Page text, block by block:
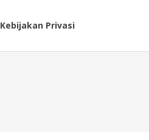
Kebijakan Privasi